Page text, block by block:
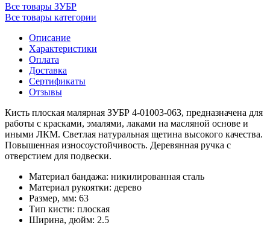
Все товары ЗУБР
Все товары категории
Описание
Характеристики
Оплата
Доставка
Сертификаты
Отзывы
Кисть плоская малярная ЗУБР 4-01003-063, предназначена для
работы с красками, эмалями, лаками на масляной основе и
иными ЛКМ. Светлая натуральная щетина высокого качества.
Повышенная износоустойчивость. Деревянная ручка с
отверстием для подвески.
Материал бандажа: никилированная сталь
Материал рукоятки: дерево
Размер, мм: 63
Тип кисти: плоская
Ширина, дюйм: 2.5